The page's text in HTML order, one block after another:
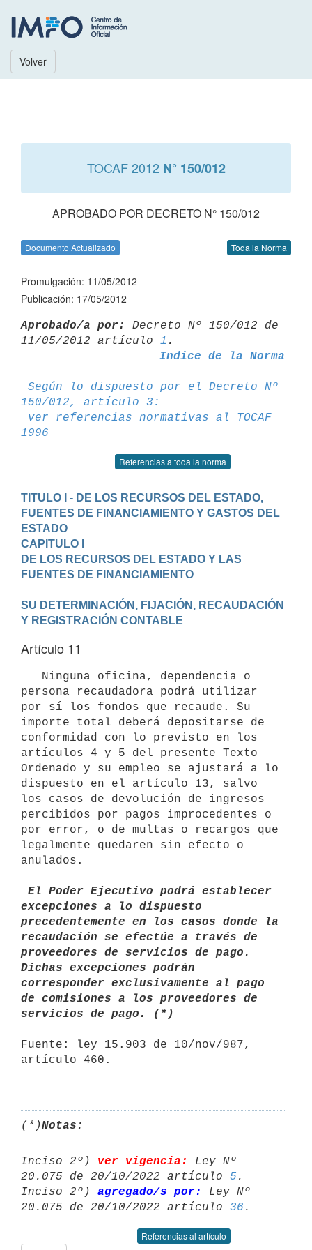
Volver
TOCAF 2012 N° 150/012
APROBADO POR DECRETO N° 150/012
Documento Actualizado Toda la Norma
Promulgación: 11/05/2012
Publicación: 17/05/2012
Aprobado/a por:
Decreto Nº 150/012 de
11/05/2012 artículo 1
Indice de la Norma
Según lo dispuesto por el Decreto Nº
150/012, artículo 3:
ver referencias normativas al TOCAF
1996
Referencias a toda la norma
TITULO I - DE LOS RECURSOS DEL ESTADO,
FUENTES DE FINANCIAMIENTO Y GASTOS DEL
ESTADO
CAPITULO I
DE LOS RECURSOS DEL ESTADO Y LAS
FUENTES DE FINANCIAMIENTO
SU DETERMINACIÓN, FIJACIÓN, RECAUDACIÓN
Y REGISTRACIÓN CONTABLE
Artículo 11
persona recaudadora podrá utilizar
por sí los fondos que recaude. Su
importe total deberá depositarse de
conformidad con lo previsto en los
artículos 4 y 5 del presente Texto
Ordenado y su empleo se ajustará a lo
dispuesto en el artículo 13, salvo
los casos de devolución de ingresos
percibidos por pagos improcedentes o
por error, o de multas o recargos que
legalmente quedaren sin efecto o
anulados.
excepciones a lo dispuesto
precedentemente en los casos donde la
recaudación se efectúe a través de
proveedores de servicios de pago.
Dichas excepciones podrán
corresponder exclusivamente al pago
de comisiones a los proveedores de
servicios de pago. (*)
Fuente: ley 15.903 de 10/nov/987,
artículo 460.
(*)Notas:
Inciso 2º) ver vigencia:
Ley Nº
20.075 de 20/10/2022 artículo 5 .
Inciso 2º) agregado/s por:
Ley Nº
20.075 de 20/10/2022 artículo 36
Referencias al artículo